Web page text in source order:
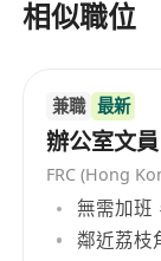
- Basic
- Good
and Chinese
- Good
- Good PC
Chinese
相似職位
兼職 最新
辦公室文員
FRC (Hong
無需加班
鄰近荔枝